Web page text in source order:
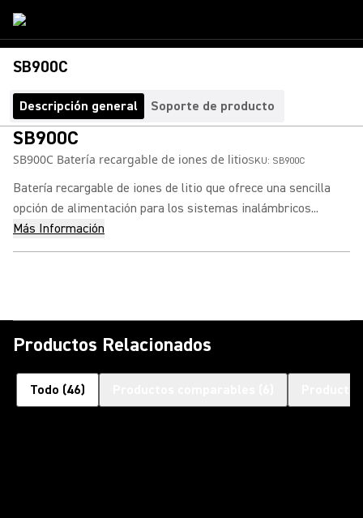
SB900C
Descripción general Soporte de producto
SB900C
SB900C Batería recargable de iones de litioSKU: SB900C
Batería recargable de iones de litio que ofrece una sencilla
opción de alimentación para los sistemas inalámbricos...
Más Información
Productos Relacionados
Todo (46)